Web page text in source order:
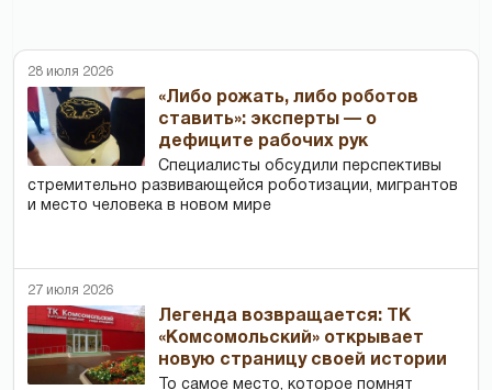
28 июля 2026
«Либо рожать, либо роботов
ставить»: эксперты — о
дефиците рабочих рук
Специалисты обсудили перспективы
стремительно развивающейся роботизации, мигрантов
и место человека в новом мире
27 июля 2026
Легенда возвращается: ТК
«Комсомольский» открывает
новую страницу своей истории
То самое место, которое помнят